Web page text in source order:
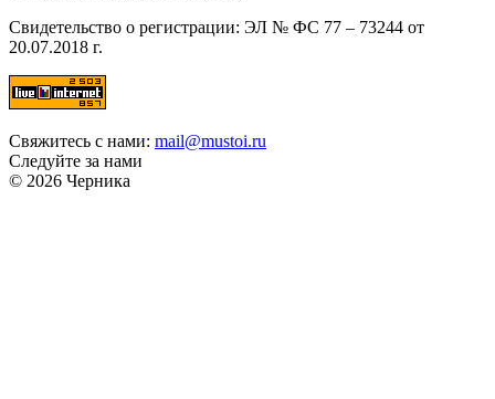
Свидетельство о регистрации: ЭЛ № ФС 77 – 73244 от
20.07.2018 г.
Свяжитесь с нами: mail@mustoi.ru
Следуйте за нами
© 2026 Черника